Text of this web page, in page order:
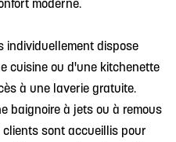
individuellement dispose
cuisine ou d'une kitchenette
à une laverie gratuite.
baignoire à jets ou à remous
sont accueillis pour